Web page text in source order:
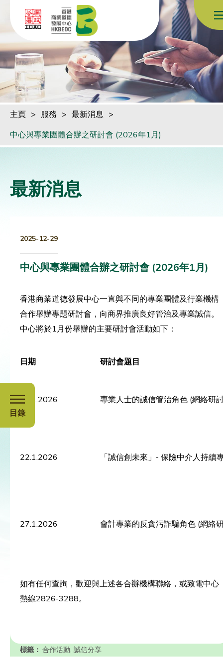
跳到內容（按回車鍵）
主頁 > 服務 > 最新消息 >
中心與專業團體合辦之研討會 (2026年1月)
目錄
最新消息
2025-12-29
中心與專業團體合辦之研討會 (2026年1月)
香港商業道德發展中心一直與不同的專業團體及行業機構
合作舉辦專題研討會，向商界推廣良好管治及專業誠信。
中心將於1月份舉辦的主要研討會活動如下：
日期 研討會題目
21.1.2026 專業人士的誠信管治角色 (網絡研
22.1.2026 「誠信創未來」- 保險中介人持續
27.1.2026 會計專業的反貪污詐騙角色 (網絡
如有任何查詢，歡迎與上述各合辦機構聯絡，或致電中心
熱線2826-3288。
標籤： 合作活動, 誠信分享